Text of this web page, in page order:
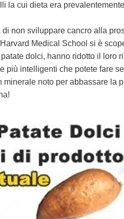
la cui dieta era
non sviluppare cancro alla
Medical School si è
dolci, hanno ridotto il loro
più intelligenti che potete fare
noto per abbassare la